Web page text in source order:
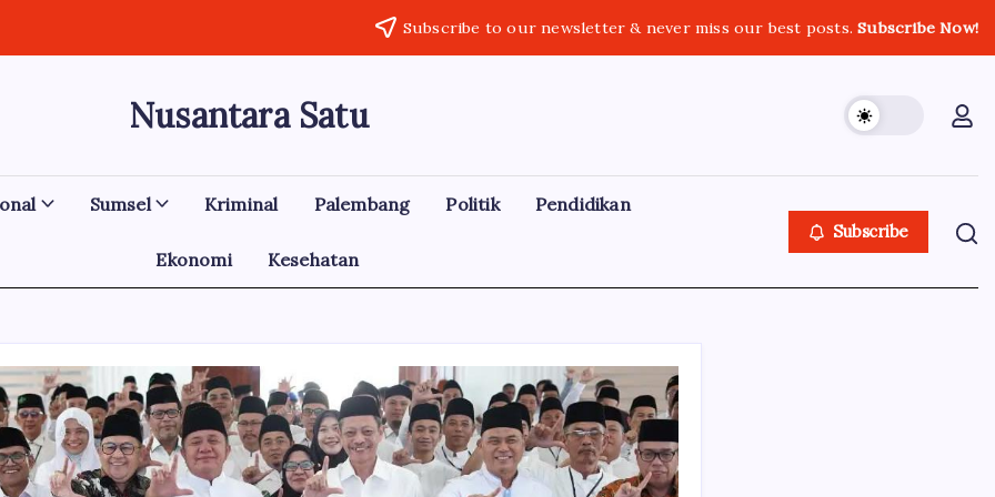
Subscribe to our newsletter & never miss our best posts.Subscribe Now!
Nusantara Satu
Berita
Sumsel Kriminal Palembang Politik Pendidikan
Ekonomi Kesehatan
Subscribe